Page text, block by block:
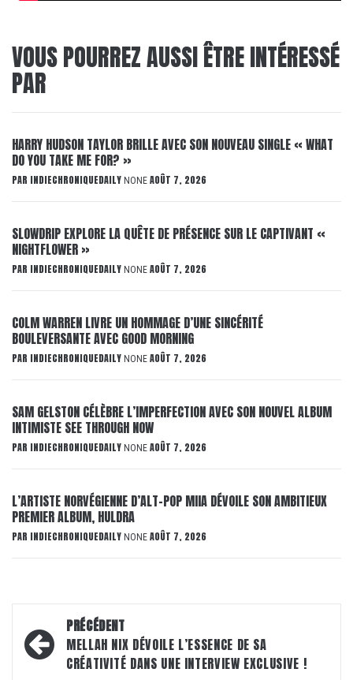
VOUS POURREZ AUSSI ÊTRE INTÉRESSÉ
PAR
HARRY HUDSON TAYLOR BRILLE AVEC SON NOUVEAU SINGLE « WHAT
DO YOU TAKE ME FOR? »
PAR INDIECHRONIQUEDAILY NONE AOÛT 7, 2026
SLOWDRIP EXPLORE LA QUÊTE DE PRÉSENCE SUR LE CAPTIVANT «
NIGHTFLOWER »
PAR INDIECHRONIQUEDAILY NONE AOÛT 7, 2026
COLM WARREN LIVRE UN HOMMAGE D’UNE SINCÉRITÉ
BOULEVERSANTE AVEC GOOD MORNING
PAR INDIECHRONIQUEDAILY NONE AOÛT 7, 2026
SAM GELSTON CÉLÈBRE L’IMPERFECTION AVEC SON NOUVEL ALBUM
INTIMISTE SEE THROUGH NOW
PAR INDIECHRONIQUEDAILY NONE AOÛT 7, 2026
L’ARTISTE NORVÉGIENNE D’ALT-POP MIIA DÉVOILE SON AMBITIEUX
PREMIER ALBUM, HULDRA
PAR INDIECHRONIQUEDAILY NONE AOÛT 7, 2026
Navigation
d’article
PRÉCÉDENT
MELLAH NIX DÉVOILE L’ESSENCE DE SA
CRÉATIVITÉ DANS UNE INTERVIEW EXCLUSIVE !